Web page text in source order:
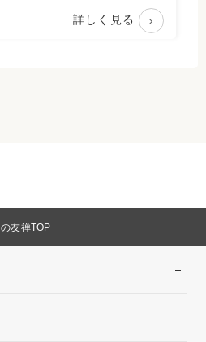
詳しく見る
友禅TOP